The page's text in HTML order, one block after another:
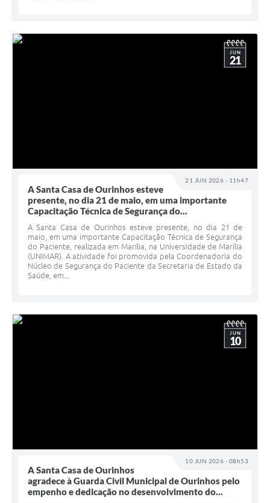
21 JUN 2026 - 11h47
JUN
21
A Santa Casa de Ourinhos esteve
presente, no dia 21 de maio, em uma importante
Capacitação Técnica de Segurança do...
A Santa Casa de Ourinhos esteve presente, no dia 21 de
maio, em uma importante Capacitação Técnica de Segurança
do Paciente, realizada em Marília, na Universidade de Marília
(UNIMAR). A atividade foi promovida pela Coordenadoria do
Núcleo de Segurança do Paciente da Secretaria de Estado da
Saúde, em...
10 JUN 2026 - 08h53
JUN
10
A Santa Casa de Ourinhos
agradece à Guarda Civil Municipal de Ourinhos pelo
empenho e dedicação no desenvolvimento do...